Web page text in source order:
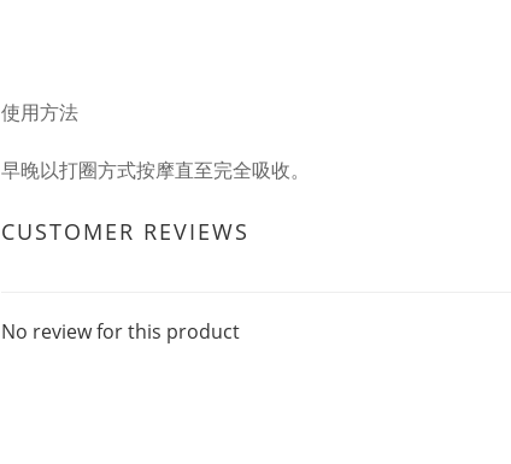
使用方法
早晚以打圈方式按摩直至完全吸收。
CUSTOMER REVIEWS
No review for this product